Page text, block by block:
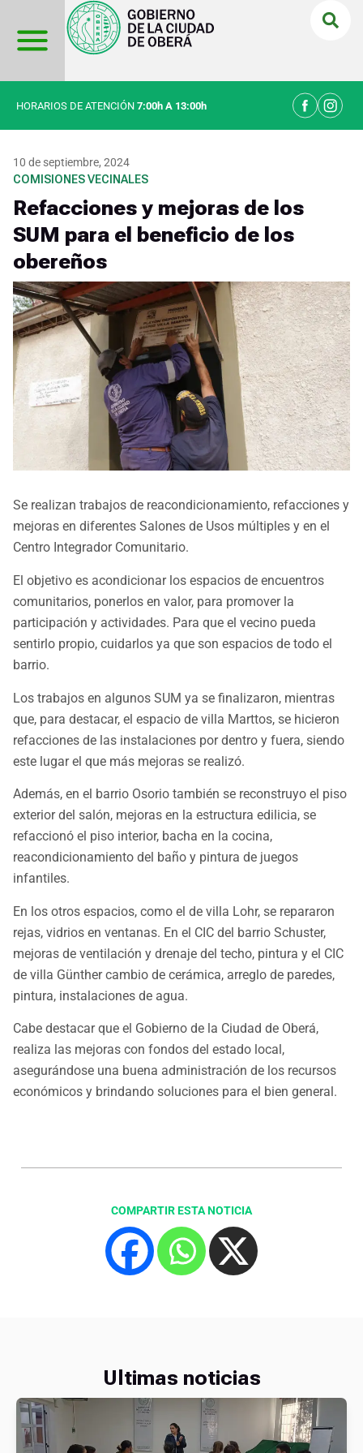
contenido
HORARIOS DE ATENCIÓN 7:00h A 13:00h
10 de septiembre, 2024
COMISIONES VECINALES
Refacciones y mejoras de los
SUM para el beneficio de los
obereños
Se realizan trabajos de reacondicionamiento, refacciones y
mejoras en diferentes Salones de Usos múltiples y en el
Centro Integrador Comunitario.
El objetivo es acondicionar los espacios de encuentros
comunitarios, ponerlos en valor, para promover la
participación y actividades. Para que el vecino pueda
sentirlo propio, cuidarlos ya que son espacios de todo el
barrio.
Los trabajos en algunos SUM ya se finalizaron, mientras
que, para destacar, el espacio de villa Marttos, se hicieron
refacciones de las instalaciones por dentro y fuera, siendo
este lugar el que más mejoras se realizó.
Además, en el barrio Osorio también se reconstruyo el piso
exterior del salón, mejoras en la estructura edilicia, se
refaccionó el piso interior, bacha en la cocina,
reacondicionamiento del baño y pintura de juegos
infantiles.
En los otros espacios, como el de villa Lohr, se repararon
rejas, vidrios en ventanas. En el CIC del barrio Schuster,
mejoras de ventilación y drenaje del techo, pintura y el CIC
de villa Günther cambio de cerámica, arreglo de paredes,
pintura, instalaciones de agua.
Cabe destacar que el Gobierno de la Ciudad de Oberá,
realiza las mejoras con fondos del estado local,
asegurándose una buena administración de los recursos
económicos y brindando soluciones para el bien general.
COMPARTIR ESTA NOTICIA
Ultimas noticias